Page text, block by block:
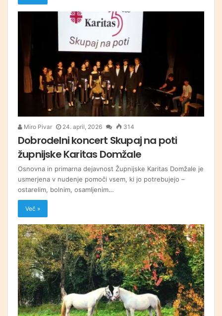
Miro Pivar 24. april, 2026 314
Dobrodelni koncert Skupaj na poti
župnijske Karitas Domžale
Osnovna in primarna dejavnost Župnijske Karitas Domžale je
usmerjena v nudenje pomoči vsem, ki jo potrebujejo –
ostarelim, bolnim, osamljenim…
Več »